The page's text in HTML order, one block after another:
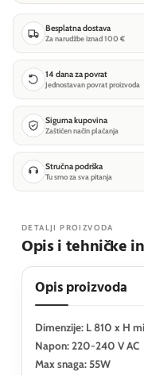
Besplatna dostava
Za narudžbe iznad 100 €
14 dana za povrat
Jednostavan povrat proizvoda
Sigurna kupovina
Zaštićen način plaćanja
Stručna podrška
Tu smo za sva pitanja
DETALJI PROIZVODA
Opis i tehničke
Opis proizvoda
Dimenzije: L 810 x H
Napon: 220-240 V AC
Max snaga: 55W